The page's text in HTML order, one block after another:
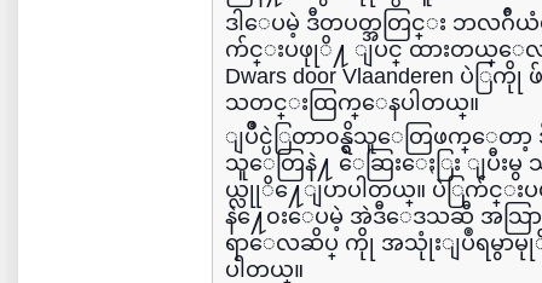
ဒါေပမဲ့ ဒီတပတ္အတြင္း ဘလဂ်ီယံမွ
က်င္းပဖုုိ႔ ျပင္ ထားတယ္ေလ
Dwars door Vlaanderen
သတင္းထြက္ေနပါတယ္။
ျပိဳင္ပဲြတာ၀န္ရွိသူေတြဖက္ေတ
သူေတြနဲ႔ ေဆြးေႏြး ျပီ
ယ္လုုိ႔ေျပာပါတယ္။ ပဲြက်င္း
နဲ႔ေ၀းေပမဲ့ အဲဒီေဒသဆီ အသ
ရာေလဆိပ္ ကိုု အသုုံးျပဳရမွာ
ပါတယ္။